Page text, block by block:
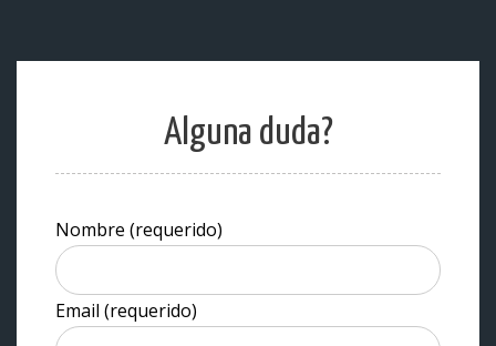
Alguna duda?
Nombre (requerido)
Email (requerido)